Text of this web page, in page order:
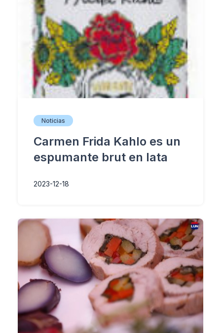
Noticias
Carmen Frida Kahlo es un
espumante brut en lata
2023-12-18